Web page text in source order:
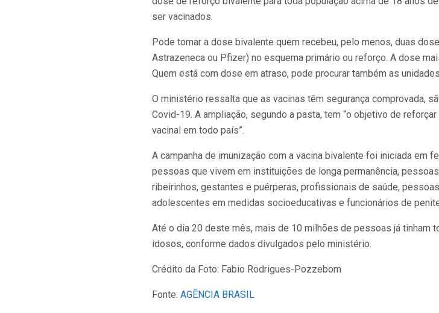
ser vacinados.
Pode tomar a dose bivalente quem recebeu, pelo menos, duas
Astrazeneca ou Pfizer) no esquema primário ou reforço. A dose
Quem está com dose em atraso, pode procurar também as
O ministério ressalta que as vacinas têm segurança comprovada,
Covid-19. A ampliação, segundo a pasta, tem “o objetivo de
vacinal em todo país”.
A campanha de imunização com a vacina bivalente foi iniciada em
pessoas que vivem em instituições de longa permanência,
ribeirinhos, gestantes e puérperas, profissionais de saúde,
adolescentes em medidas socioeducativas e funcionários de
Até o dia 20 deste mês, mais de 10 milhões de pessoas já tinham
idosos, conforme dados divulgados pelo ministério.
Crédito da Foto: Fabio Rodrigues-Pozzebom
Fonte: AGÊNCIA BRASIL